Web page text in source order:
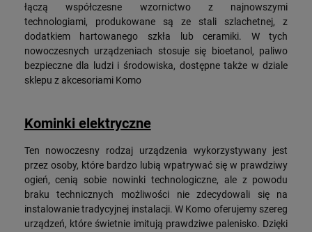
łączą współczesne wzornictwo z najnowszymi
technologiami, produkowane są ze stali szlachetnej, z
dodatkiem hartowanego szkła lub ceramiki. W tych
nowoczesnych urządzeniach stosuje się bioetanol, paliwo
bezpieczne dla ludzi i środowiska, dostępne także w dziale
sklepu z akcesoriami Komo
Kominki elektryczne
Ten nowoczesny rodzaj urządzenia wykorzystywany jest
przez osoby, które bardzo lubią wpatrywać się w prawdziwy
ogień, cenią sobie nowinki technologiczne, ale z powodu
braku technicznych możliwości nie zdecydowali się na
instalowanie tradycyjnej instalacji. W Komo oferujemy szereg
urządzeń, które świetnie imitują prawdziwe palenisko. Dzięki